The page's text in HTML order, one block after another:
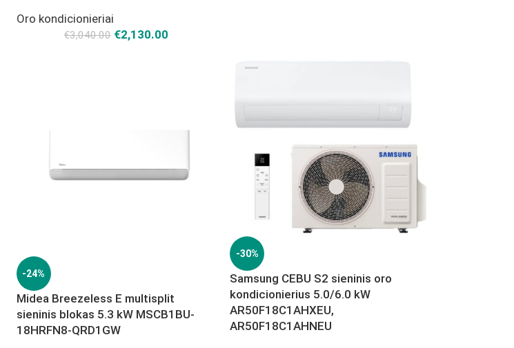
Oro kondicionieriai
€3,040.00 €2,130.00
-24%
Midea Breezeless E multisplit
sieninis blokas 5.3 kW MSCB1BU-
18HRFN8-QRD1GW
-30%
Samsung CEBU S2 sieninis oro
kondicionierius 5.0/6.0 kW
AR50F18C1AHXEU,
AR50F18C1AHNEU